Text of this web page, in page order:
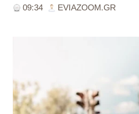
09:34 EVIAZOOM.GR